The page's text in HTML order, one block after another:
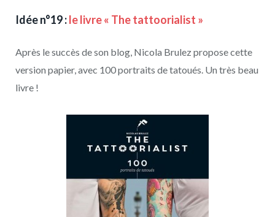
Idée n°19 :le livre « The tattoorialist »
Après le succès de son blog, Nicola Brulez propose cette
version papier, avec 100 portraits de tatoués. Un très beau
livre !